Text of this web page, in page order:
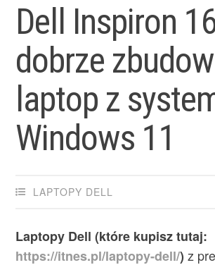
Dell Inspiron
dobrze
laptop z
Windows 11
LAPTOPY DELL
Laptopy Dell (które kupisz tutaj:
https://itnes.pl/laptopy-dell/) z